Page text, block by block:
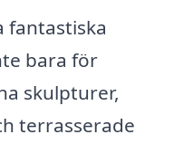
fantastiska
bara för
skulpturer,
terrasserade